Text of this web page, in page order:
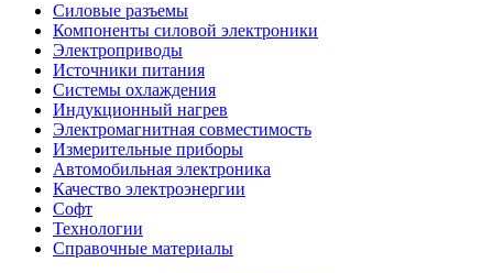
Силовые разъемы
Компоненты силовой электроники
Электроприводы
Источники питания
Системы охлаждения
Индукционный нагрев
Электромагнитная совместимость
Измерительные приборы
Автомобильная электроника
Качество электроэнергии
Софт
Технологии
Справочные материалы